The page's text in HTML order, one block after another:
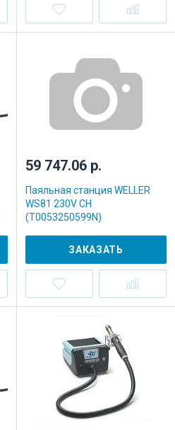
59 747.06 р.
Паяльная станция WELLER
WS81 230V CH
(T0053250599N)
ЗАКАЗАТЬ